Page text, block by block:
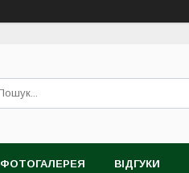
ФОТОГАЛЕРЕЯ ВІДГУКИ